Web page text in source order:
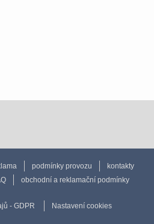
podmínky provozu
kontakty
obchodní a reklamační podmínky
- GDPR Nastavení cookies